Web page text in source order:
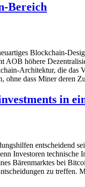
Bereich
Blockchain-
AOB höhere
Architektur, die das
ohne dass Miner deren
in
entscheidend
Investoren
Bärenmarktes bei
zu